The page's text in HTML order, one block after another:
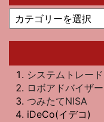
システムトレード
ロボアドバイザー
つみたてNISA
iDeCo(イデコ)